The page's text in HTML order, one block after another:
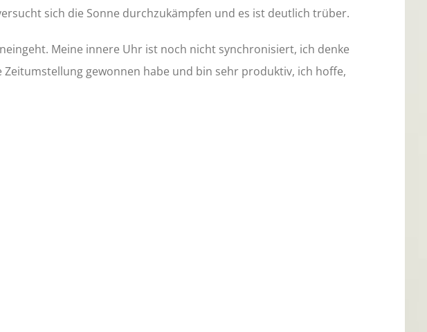
sich die Sonne durchzukämpfen und es ist deutlich trüber.
Meine innere Uhr ist noch nicht synchronisiert, ich denke
gewonnen habe und bin sehr produktiv, ich hoffe,